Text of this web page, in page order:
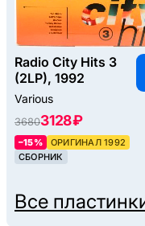
Radio City Hits 3
(2LP), 1992
Various
36803128 ₽
–15%
ОРИГИНАЛ 1992
СБОРНИК
Все